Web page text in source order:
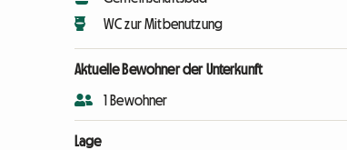
WC zur Mitbenutzung
Aktuelle Bewohner der Unterkunft
1 Bewohner
Lage